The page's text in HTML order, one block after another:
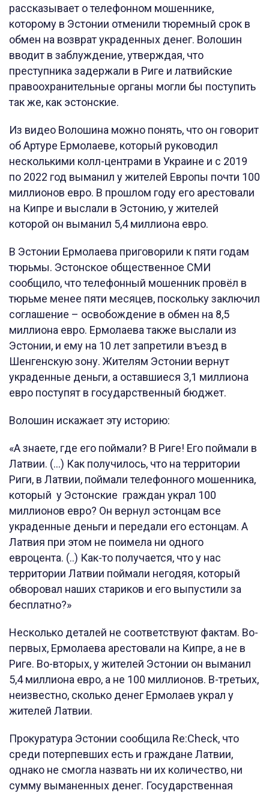
рассказывает о телефонном мошеннике,
которому в Эстонии отменили тюремный срок в
обмен на возврат украденных денег. Волошин
вводит в заблуждение, утверждая, что
преступника задержали в Риге и латвийские
правоохранительные органы могли бы поступить
так же, как эстонские.
Из видео Волошина можно понять, что он говорит
об Артуре Ермолаеве, который руководил
несколькими колл-центрами в Украине и с 2019
по 2022 год выманил у жителей Европы почти 100
миллионов евро. В прошлом году его арестовали
на Кипре и выслали в Эстонию, у жителей
которой он выманил 5,4 миллиона евро.
В Эстонии Ермолаева приговорили к пяти годам
тюрьмы. Эстонское общественное СМИ
сообщило, что телефонный мошенник провёл в
тюрьме менее пяти месяцев, поскольку заключил
соглашение – освобождение в обмен на 8,5
миллиона евро. Ермолаева также выслали из
Эстонии, и ему на 10 лет запретили въезд в
Шенгенскую зону. Жителям Эстонии вернут
украденные деньги, а оставшиеся 3,1 миллиона
евро поступят в государственный бюджет.
Волошин искажает эту историю:
«А знаете, где его поймали? В Риге! Его поймали в
Латвии. (…) Как получилось, что на территории
Риги, в Латвии, поймали телефонного мошенника,
который у Эстонские граждан украл 100
миллионов евро? Он вернул эстонцам все
украденные деньги и передали его естонцам. А
Латвия при этом не поимела ни одного
евроцента. (..) Как-то получается, что у нас
территории Латвии поймали негодяя, который
обворовал наших стариков и его выпустили за
бесплатно?»
Несколько деталей не соответствуют фактам. Во-
первых, Ермолаева арестовали на Кипре, а не в
Риге. Во-вторых, у жителей Эстонии он выманил
5,4 миллиона евро, а не 100 миллионов. В-третьих,
неизвестно, сколько денег Ермолаев украл у
жителей Латвии.
Прокуратура Эстонии сообщила Re:Check, что
среди потерпевших есть и граждане Латвии,
однако не смогла назвать ни их количество, ни
сумму выманенных денег. Государственная